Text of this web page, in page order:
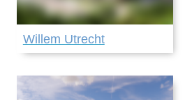
Willem Utrecht